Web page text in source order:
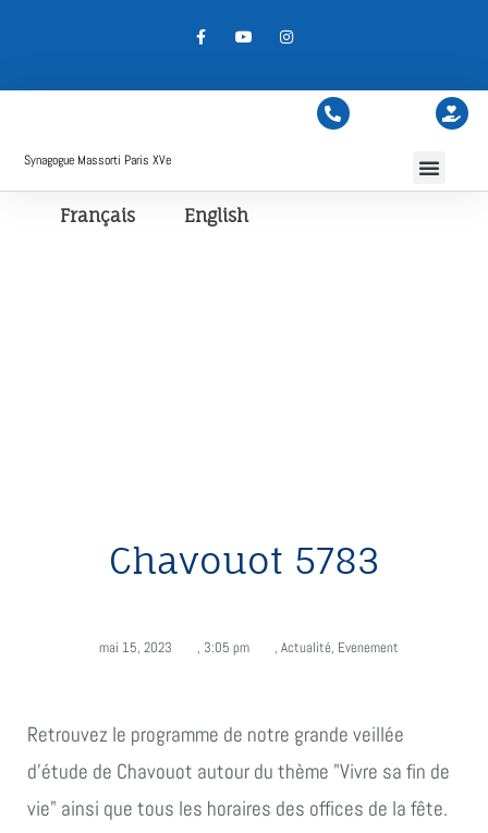
Synagogue Massorti Paris XVe
Français English
Chavouot 5783
mai 15, 2023 , 3:05 pm , Actualité, Evenement
Retrouvez le programme de notre grande veillée
d'étude de Chavouot autour du thème "Vivre sa fin de
vie" ainsi que tous les horaires des offices de la fête.